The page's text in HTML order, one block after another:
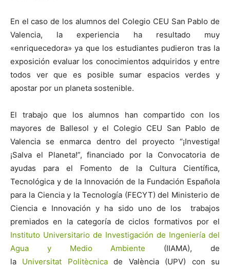
En el caso de los alumnos del Colegio CEU San Pablo de
Valencia, la experiencia ha resultado muy
«enriquecedora» ya que los estudiantes pudieron tras la
exposición evaluar los conocimientos adquiridos y entre
todos ver que es posible sumar espacios verdes y
apostar por un planeta sostenible.
El trabajo que los alumnos han compartido con los
mayores de Ballesol y el Colegio CEU San Pablo de
Valencia se enmarca dentro del proyecto “¡Investiga!
¡Salva el Planeta!”, financiado por la Convocatoria de
ayudas para el Fomento de la Cultura Científica,
Tecnológica y de la Innovación de la Fundación Española
para la Ciencia y la Tecnología (FECYT) del Ministerio de
Ciencia e Innovación y ha sido uno de los trabajos
premiados en la categoría de ciclos formativos por el
Instituto Universitario de Investigación de Ingeniería del
Agua y Medio Ambiente (IIAMA), de
la Universitat Politècnicade València (UPV) con su